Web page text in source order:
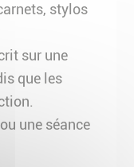
stylos
sur une
que les
une séance